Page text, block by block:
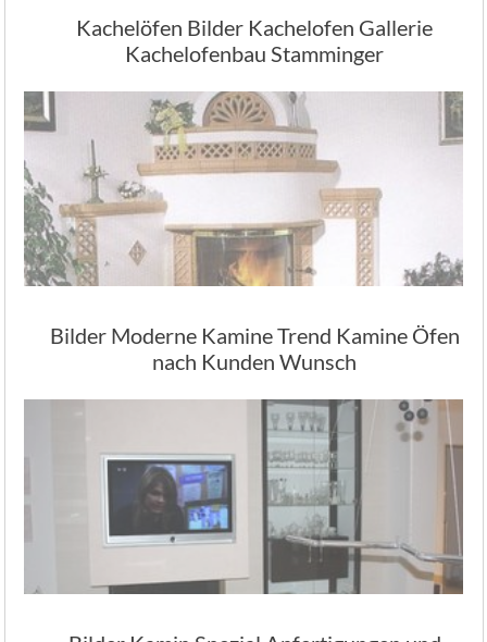
Kachelöfen Bilder Kachelofen Gallerie
Kachelofenbau Stamminger
Bilder Moderne Kamine Trend Kamine Öfen
nach Kunden Wunsch